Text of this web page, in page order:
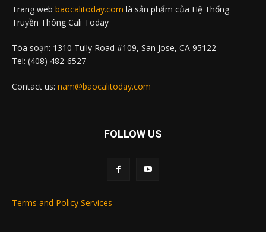
Trang web baocalitoday.com là sản phẩm của Hệ Thống
Truyền Thông Cali Today
Tòa soạn: 1310 Tully Road #109, San Jose, CA 95122
Tel: (408) 482-6527
Contact us: nam@baocalitoday.com
FOLLOW US
Terms and Policy Services